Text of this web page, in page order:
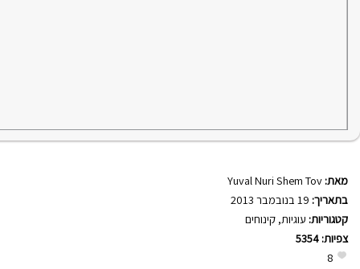
מאת: Yuval Nuri Shem Tov
בתאריך:
קטגוריות: עוגיות, קינוחים
צפיות: 5354
8